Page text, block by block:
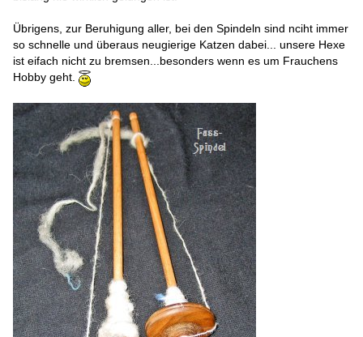
Übrigens, zur Beruhigung aller, bei den Spindeln sind nciht immer
so schnelle und überaus neugierige Katzen dabei... unsere Hexe
ist eifach nicht zu bremsen...besonders wenn es um Frauchens
Hobby geht.